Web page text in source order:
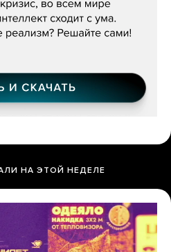
НА ЭТОЙ НЕДЕЛЕ